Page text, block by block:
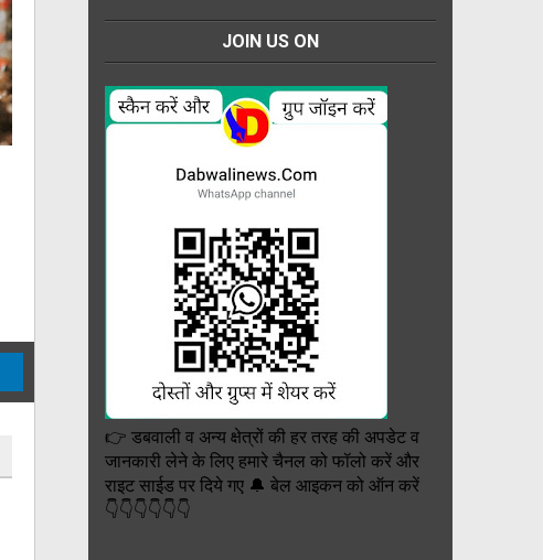
JOIN US ON
👉 डबवाली व अन्य क्षेत्रों की हर तरह की अपडेट व
जानकारी लेने के लिए हमारे चैनल को फॉलो करें और
राइट साईड पर दिये गए 🔔 बेल आइकन को ऑन करें
👇👇👇👇👇👇